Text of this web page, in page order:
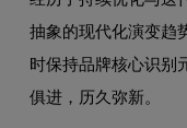
抽象的现代化演变趋
时保持品牌核心识别
俱进，历久弥新。